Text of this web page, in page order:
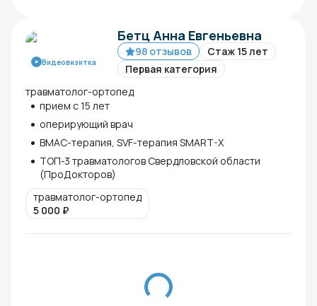
Видеовизитка
Бетц Анна Евгеньевна
98 отзывов
Стаж 15 лет
Первая категория
травматолог-ортопед
прием с 15 лет
оперирующий врач
ВМАС-терапия, SVF-терапия SMART-X
ТОП-3 травматологов Свердловской области
(ПроДокторов)
травматолог-ортопед
5 000 ₽